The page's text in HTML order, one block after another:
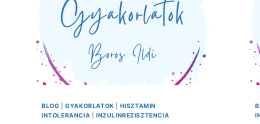
BLOG |GYAKORLATOK
HISZTAMIN
INTOLERANCIA
INZULINREZISZTENCIA